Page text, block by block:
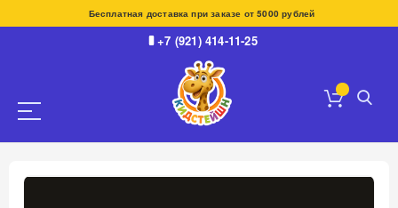
Бесплатная доставка при заказе от 5000 рублей
+7 (921) 414-11-25
Пропустить